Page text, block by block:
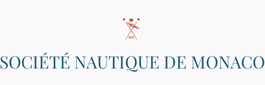
SOCIÉTÉ NAUTIQUE DE MONACO